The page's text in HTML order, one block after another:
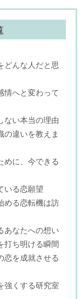
どんな人だと思
情へと変わって
ない本当の理由
違いを教えま
めに、今できる
いる恋願望
める恋転機は訪
あなたへの想い
打ち明ける瞬間
恋を成就させる
強くする研究室